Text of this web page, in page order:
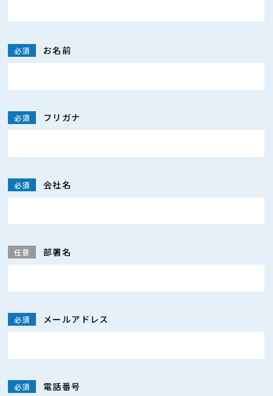
必須 お名前
必須 フリガナ
必須 会社名
任意 部署名
必須 メールアドレス
必須 電話番号